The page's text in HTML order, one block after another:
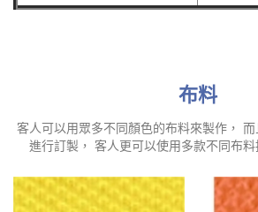
布料
客人可以用眾多不同顏色的布料來製作，
進行訂製， 客人更可以使用多款不同布料